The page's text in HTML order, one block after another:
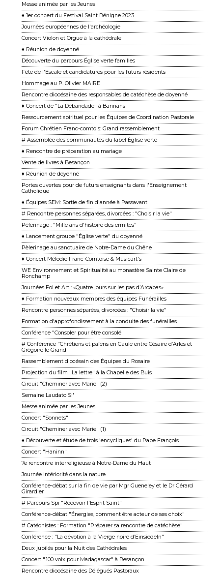
Messe animée par les Jeunes
♦ 1er concert du Festival Saint Bénigne 2023
Journées européennes de l'archéologie
Concert Violon et Orgue à la cathédrale
♦ Réunion de doyenné
Découverte du parcours Église verte familles
Fête de l'Escale et candidatures pour les futurs résidents
Hommage au P. Olivier MAIRE
Rencontre diocésaine des responsables de catéchèse de doyenné
♦ Concert de "La Débandade" à Bannans
Ressourcement spirituel pour les Équipes de Coordination Pastorale
Forum Chrétien Franc-comtois: Grand rassemblement
# Assemblée des communautés du label Église verte
♦ Rencontre de préparation au mariage
Vente de livres à Besançon
♦ Réunion de doyenné
Portes ouvertes pour de futurs enseignants dans l'Enseignement
Catholique
♦ Équipes SEM: Sortie de fin d'année à Passavant
# Rencontre personnes séparées, divorcées : "Choisir la vie"
Pèlerinage : "Mille ans d'histoire des ermites"
♦ Lancement groupe "Église verte" du doyenné
Pèlerinage au sanctuaire de Notre-Dame du Chêne
♦ Concert Mélodie Franc-Comtoise & Musicart's
WE Environnement et Spiritualité au monastère Sainte Claire de
Ronchamp
Journées Foi et Art : «Quatre jours sur les pas d’Arcabas»
♦ Formation nouveaux membres des équipes Funérailles
Rencontre personnes séparées, divorcées : "Choisir la vie"
Formation d'approfondissement à la conduite des funérailles
Conférence "Consoler pour être consolé"
# Conférence "Chrétiens et païens en Gaule entre Césaire d’Arles et
Grégoire le Grand"
Rassemblement diocésain des Équipes du Rosaire
Projection du film "La lettre" à la Chapelle des Buis
Circuit "Cheminer avec Marie" (2)
Semaine Laudato Si'
Messe animée par les Jeunes
Concert "Sonnets"
Circuit "Cheminer avec Marie" (1)
♦ Découverte et étude de trois 'encycliques' du Pape François
Concert "Haninn"
7e rencontre interreligieuse à Notre-Dame du Haut
Journée Intériorité dans la nature
Conférence-débat sur la fin de vie par Mgr Gueneley et le Dr Gérard
Girardier
# Parcours Spi "Recevoir l'Esprit Saint"
Conférence-débat "Énergies, comment être acteur de ses choix"
# Catéchistes : Formation "Préparer sa rencontre de catéchèse"
Conférence : "La dévotion à la Vierge noire d’Einsiedeln"
Deux jubilés pour la Nuit des Cathédrales
Concert "100 voix pour Madagascar" à Besançon
Rencontre diocésaine des Délégués Pastoraux